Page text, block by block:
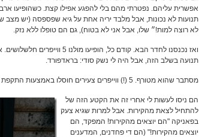
אפשרית עליהם. נפטרתי מהם בלי להפגע אפילו קצת. כשהופיעו
תנועות לא נכונות, אבל מלבד יריה אחת על גיא שפספסה (יש מצב
לא רוצה למות!״ שלו, אבל אני לא בטוח), גם הם טופלו ללא נזק.
ואז נכנסנו לחדר הבא. קודם כל, הופיעו
תנועה בשלב הזה, אבל היה לי נשק סודי: בראדפורד.
מסתבר שהוא מטורף. 5 (!) ווייפרים צעירים חוסלו באמצעות התקפת ה- Reper שלו בתור אחד. 5!
הם ניסו לעשות לי אחרי זה את הקטע הזה של
להתחיל לצאת מהקירות. אבל למרות שגיא צעק
בפאניקה "הם יוצאים מהקירות! המפקד, הם
יוצאים מהקירות!" (הם די פחדנים, המדענים